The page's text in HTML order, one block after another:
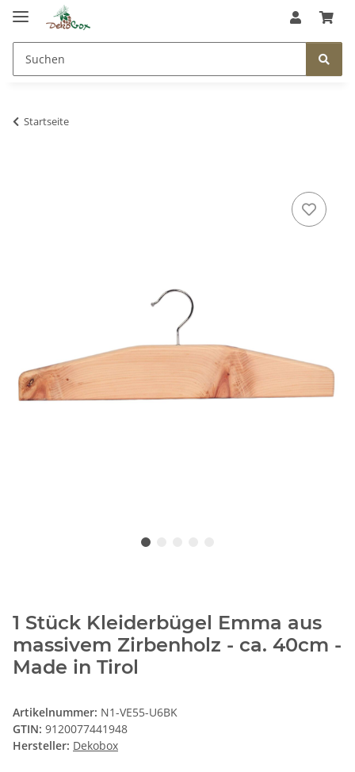
Startseite
1 Stück Kleiderbügel Emma aus
massivem Zirbenholz - ca. 40cm -
Made in Tirol
Artikelnummer: N1-VE55-U6BK
GTIN: 9120077441948
Hersteller: Dekobox